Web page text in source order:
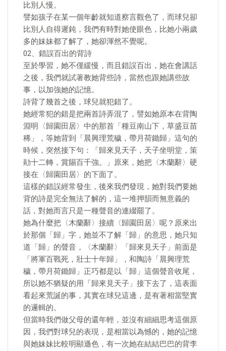
比別人慢。
譬如孩子在某一個年齡就知道察言觀色了，而球兒卻
比別人自得遲鈍，我們有時對她使眼色，比她小兩歲
多的妹妹都了解了，她卻渾然不覺呢。
02、錯誤百出的背詩
至於學習，她不僅緩慢，而且錯誤百出，她在會講話
之後，我們就試著教她背些詩，當然也跟她講些故
事，以加強她的記憶。
詩背了幾首之後，球兒就犯錯了。
她經常犯的錯是把兩首詩弄混了，譬如她原本在背陶
淵明〈歸園田居〉中的那首「種豆南山下，草盛豆苗
稀」，等她背到「晨興理荒穢，帶月荷鋤歸」這句的
時候，突然接下句：「歸來見天子，天子坐明堂，策
勛十二轉，賞賜百千強。」原來，她把〈木蘭辭〉硬
接在〈歸園田居〉的下面了。
這樣的錯誤經常發生，後來我們發現，她對我們要她
背的詩是完全無法了解的，這一堆押韻而無意義的
話，對她而言只是一種聲音的連綴罷了。
她為什麼把〈木蘭辭〉接續〈歸園田居〉呢？原來出
於那個「歸」字，她並不了解「歸」的意思，她只知
道「歸」的聲音，〈木蘭辭〉「歸來見天子」前面是
「將軍百戰死，壯士十年歸」，和陶詩「晨興理荒
穢，帶月荷鋤歸」正巧都是以「歸」這個聲音收尾，
所以她不猶疑的用「歸來見天子」接下去了，這表面
看起來荒誕的事，其實在球兒這邊，是有著相當堅實
的邏輯的。
但當時我們做父母的還年輕，並沒有細細思考這個原
因，我們對球兒的表現，是相當以為憾的，她的記憶
與她妹妹比較明顯遜色，有一次她在結結巴巴的背李